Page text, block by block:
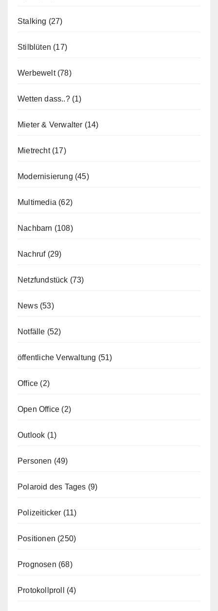
Stalking (27)
Stilblüten (17)
Werbewelt(78)
Wetten dass..?(1)
Mieter & Verwalter (14)
Mietrecht(17)
Modernisierung (45)
Multimedia (62)
Nachbarn (108)
Nachruf(29)
Netzfundstück (73)
News(53)
Notfälle (52)
öffentliche Verwaltung (51)
Office (2)
Open Office (2)
Outlook (1)
Personen (49)
Polaroid des Tages (9)
Polizeiticker (11)
Positionen (250)
Prognosen (68)
Protokollproll (4)